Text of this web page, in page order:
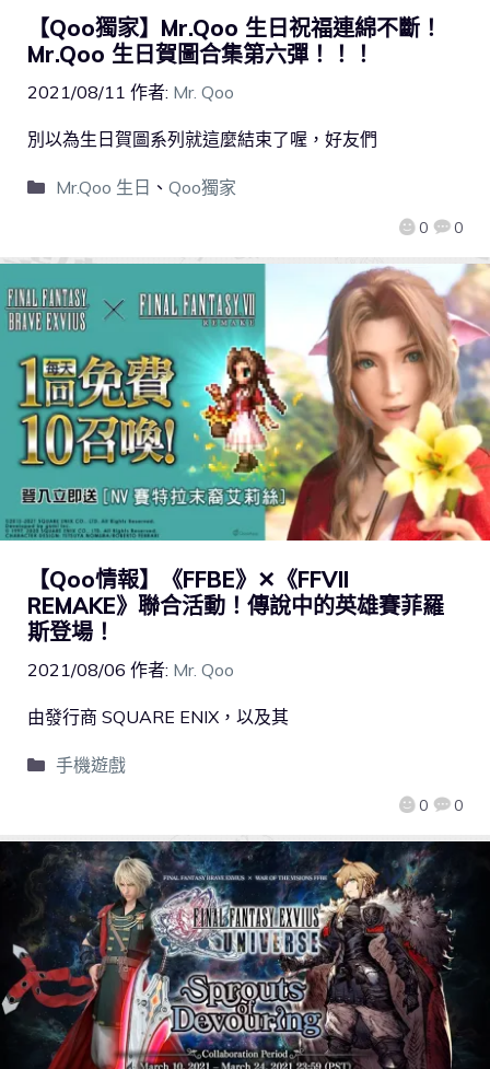
【Qoo獨家】Mr.Qoo 生日祝福連綿不斷！
Mr.Qoo 生日賀圖合集第六彈！！！
2021/08/11 作者: Mr. Qoo
0 0
別以為生日賀圖系列就這麼結束了喔，好友們
Mr.Qoo 生日 、 Qoo獨家
【Qoo情報】《FFBE》✕《FFVII
REMAKE》聯合活動！傳說中的英雄賽菲羅
斯登場！
2021/08/06 作者: Mr. Qoo
0 0
由發行商 SQUARE ENIX，以及其
手機遊戲